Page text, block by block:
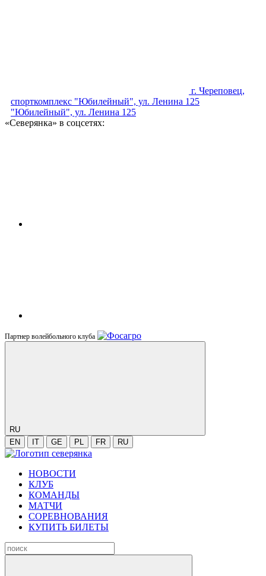
г. Череповец,
спорткомплекс "Юбилейный", ул. Ленина 125
"Юбилейный", ул. Ленина 125
«Северянка» в соцсетях:
Партнер волейбольного клуба
RU
EN
IT GE PL FR RU
НОВОСТИ
КЛУБ
КОМАНДЫ
МАТЧИ
СОРЕВНОВАНИЯ
КУПИТЬ БИЛЕТЫ